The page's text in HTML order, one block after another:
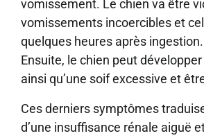
vomissement. Le chien va être
vomissements incoercibles et
quelques heures après ingestion.
Ensuite, le chien peut
ainsi qu’une soif excessive et
Ces derniers symptômes
d’une insuffisance rénale aiguë